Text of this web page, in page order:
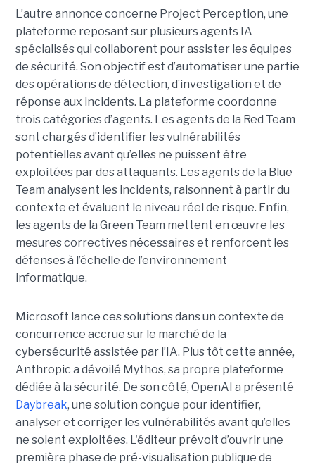
L’autre annonce concerne Project Perception, une
plateforme reposant sur plusieurs agents IA
spécialisés qui collaborent pour assister les équipes
de sécurité. Son objectif est d’automatiser une partie
des opérations de détection, d’investigation et de
réponse aux incidents. La plateforme coordonne
trois catégories d’agents. Les agents de la Red Team
sont chargés d’identifier les vulnérabilités
potentielles avant qu’elles ne puissent être
exploitées par des attaquants. Les agents de la Blue
Team analysent les incidents, raisonnent à partir du
contexte et évaluent le niveau réel de risque. Enfin,
les agents de la Green Team mettent en œuvre les
mesures correctives nécessaires et renforcent les
défenses à l’échelle de l’environnement
informatique.
Microsoft lance ces solutions dans un contexte de
concurrence accrue sur le marché de la
cybersécurité assistée par l’IA. Plus tôt cette année,
Anthropic a dévoilé Mythos, sa propre plateforme
dédiée à la sécurité. De son côté, OpenAI a présenté
Daybreak, une solution conçue pour identifier,
analyser et corriger les vulnérabilités avant qu’elles
ne soient exploitées. L'éditeur prévoit d’ouvrir une
première phase de pré-visualisation publique de